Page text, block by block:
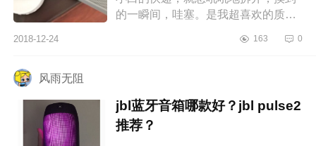
的一瞬间，哇塞。是我超喜欢的质
买这种质感，特别喜欢摸。操作起...
2018-12-24 163 0
风雨无阻
jbl蓝牙音箱哪款好？jbl pulse2
推荐？